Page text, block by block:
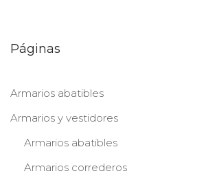
Páginas
Armarios abatibles
Armarios y vestidores
Armarios abatibles
Armarios correderos